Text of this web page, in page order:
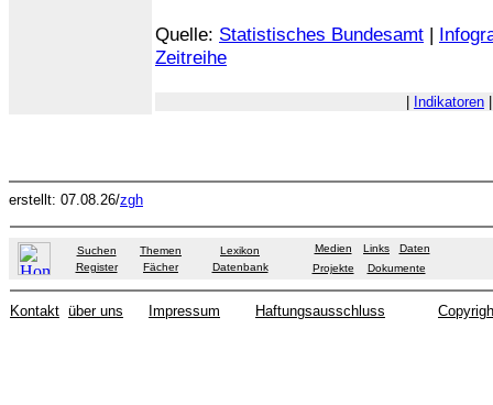
Quelle: Statistisches Bundesamt |
Zeitreihe
Indikatoren
erstellt: 07.08.26/zgh
Suchen Themen
Lexikon
Register
Fächer Datenbank
Medien Links
Daten
Projekte
Dokumente
Kontakt über uns Impressum Haftungsausschluss